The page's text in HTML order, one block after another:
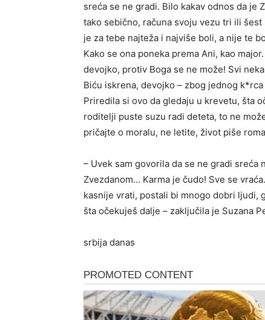
sreća se ne gradi. Bilo kakav odnos da je
tako sebično, računa svoju vezu tri ili
je za tebe najteža i najviše boli, a nije te
Kako se ona poneka prema Ani, kao
devojko, protiv Boga se ne može! Svi
Biću iskrena, devojko – zbog jednog
Priredila si ovo da gledaju u krevetu, šta
roditelji puste suzu radi deteta, to ne
pričajte o moralu, ne letite, život piše
– Uvek sam govorila da se ne gradi sreća
Zvezdanom… Karma je čudo! Sve se
kasnije vrati, postali bi mnogo dobri ljudi,
šta očekuješ dalje – zaključila je Suzana
srbija danas